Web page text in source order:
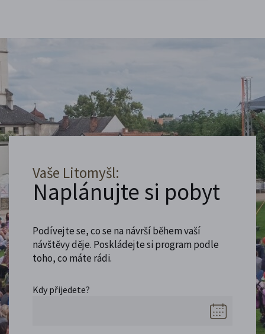
Vaše Litomyšl:
Naplánujte si pobyt
Podívejte se, co se na návrší během vaší
návštěvy děje. Poskládejte si program podle
toho, co máte rádi.
Kdy přijedete?